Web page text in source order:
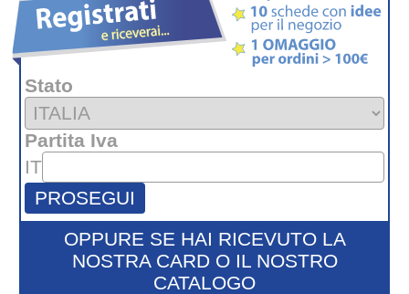
Stato
Partita Iva
IT
PROSEGUI
OPPURE SE HAI RICEVUTO LA
NOSTRA CARD O IL NOSTRO
CATALOGO